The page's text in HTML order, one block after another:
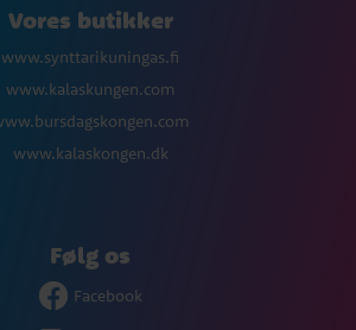
Vores butikker
www.synttarikuningas.fi
www.kalaskungen.com
www.kalaskongen.dk
Følg os
Facebook